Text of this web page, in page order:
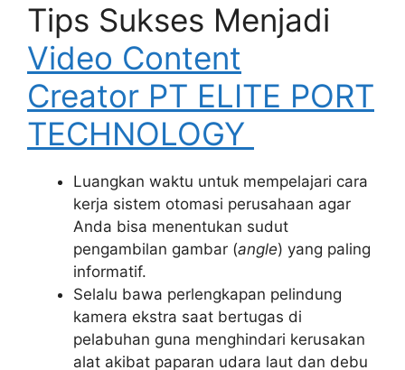
Tips Sukses Menjadi
Video Content
Creator PT ELITE PORT
TECHNOLOGY
Luangkan waktu untuk mempelajari cara
kerja sistem otomasi perusahaan agar
Anda bisa menentukan sudut
pengambilan gambar (angle) yang paling
informatif.
Selalu bawa perlengkapan pelindung
kamera ekstra saat bertugas di
pelabuhan guna menghindari kerusakan
alat akibat paparan udara laut dan debu